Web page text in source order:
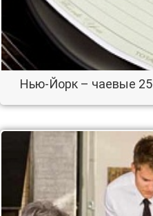
Нью-Йорк – чаевые